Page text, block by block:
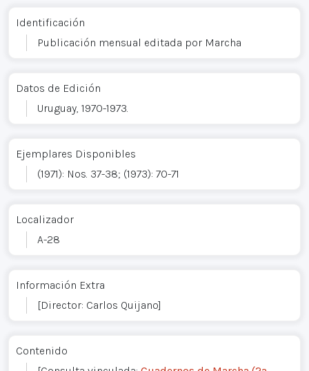
Identificación
Publicación mensual editada por Marcha
Datos de Edición
Uruguay, 1970-1973.
Ejemplares Disponibles
(1971): Nos. 37-38; (1973): 70-71
Localizador
A-28
Información Extra
[Director: Carlos Quijano]
Contenido